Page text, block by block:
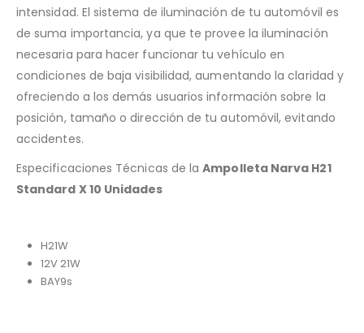
intensidad. El sistema de iluminación de tu automóvil es
de suma importancia, ya que te provee la iluminación
necesaria para hacer funcionar tu vehículo en
condiciones de baja visibilidad, aumentando la claridad y
ofreciendo a los demás usuarios información sobre la
posición, tamaño o dirección de tu automóvil, evitando
accidentes.
Especificaciones Técnicas de laAmpolleta Narva H21
Standard X 10 Unidades
H21W
12V 21W
BAY9s